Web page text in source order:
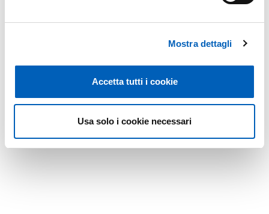
Mostra dettagli
Accetta tutti i cookie
Usa solo i cookie necessari